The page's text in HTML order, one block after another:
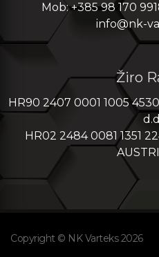
Mob: +385 98 170
info@nk-
Žiro
HR90 2407 0001 1005
HR02 2484 0081 1351
Copyright © NK Varteks 2026